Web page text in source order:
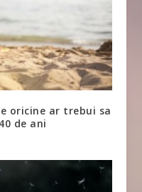
oricine ar trebui sa
de ani